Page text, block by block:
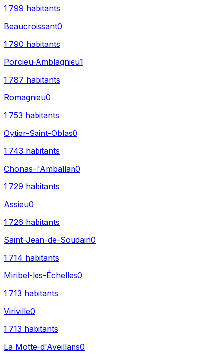
1 799 habitants
Beaucroissant0
1 790 habitants
Porcieu-Amblagnieu1
1 787 habitants
Romagnieu0
1 753 habitants
Oytier-Saint-Oblas0
1 743 habitants
Chonas-l'Amballan0
1 729 habitants
Assieu0
1 726 habitants
Saint-Jean-de-Soudain0
1 714 habitants
Miribel-les-Échelles0
1 713 habitants
Viriville0
1 713 habitants
La Motte-d'Aveillans0